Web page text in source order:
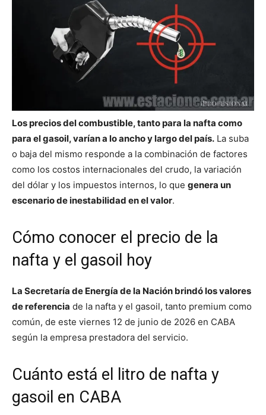
Los precios del combustible, tanto para la nafta como
para el gasoil, varían a lo ancho y largo del país. La suba
o baja del mismo responde a la combinación de factores
como los costos internacionales del crudo, la variación
del dólar y los impuestos internos, lo que genera un
escenario de inestabilidad en el valor.
Cómo conocer el precio de la
nafta y el gasoil hoy
La Secretaría de Energía de la Nación brindó los valores
de referencia de la nafta y el gasoil, tanto premium como
común, de este viernes 12 de junio de 2026 en CABA
según la empresa prestadora del servicio.
Cuánto está el litro de nafta y
gasoil en CABA